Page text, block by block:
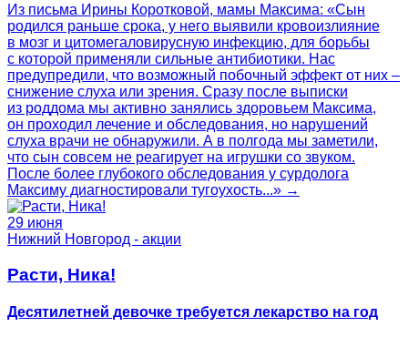
Из письма Ирины Коротковой, мамы Максима: «Сын
родился раньше срока, у него выявили кровоизлияние
в мозг и цитомегаловирусную инфекцию, для борьбы
с которой применяли сильные антибиотики. Нас
предупредили, что возможный побочный эффект от них –
снижение слуха или зрения. Сразу после выписки
из роддома мы активно занялись здоровьем Максима,
он проходил лечение и обследования, но нарушений
слуха врачи не обнаружили. А в полгода мы заметили,
что сын совсем не реагирует на игрушки со звуком.
После более глубокого обследования у сурдолога
Максиму диагностировали тугоухость...» →
29 июня
Нижний Новгород - акции
Расти, Ника!
Десятилетней девочке требуется лекарство на год